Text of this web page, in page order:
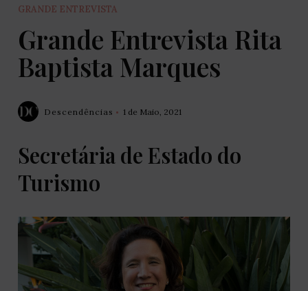
GRANDE ENTREVISTA
Grande Entrevista Rita
Baptista Marques
Descendências 1 de Maio, 2021
Secretária de Estado do
Turismo